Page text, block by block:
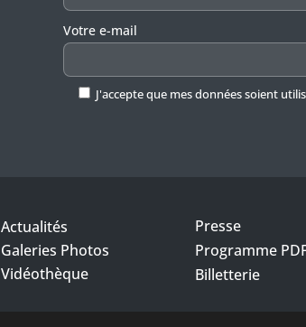
Votre e-mail
J'accepte que mes données soient
Actualités
Galeries Photos
Vidéothèque
Presse
Programme
Billetterie